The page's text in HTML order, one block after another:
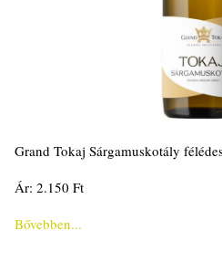
Grand Tokaj Sárgamuskotály
Ár: 2.150 Ft
Bővebben...